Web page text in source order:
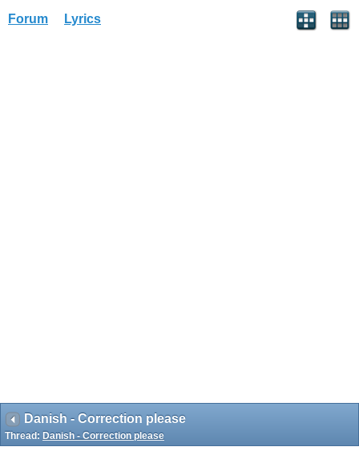
Forum Lyrics
Danish - Correction please
Thread: Danish - Correction please